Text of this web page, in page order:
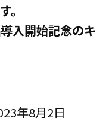
。
入開始記念のキ
年8月2日